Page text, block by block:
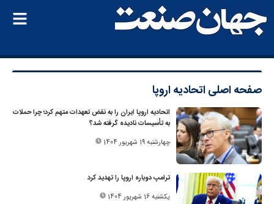
صفحه اصلیاتحادیه اروپا
اتحادیه اروپا ایران را به نقض تعهدات متهم کرد؛ چرا حملات
به تأسیسات نادیده گرفته شد؟
چهارشنبه 19 شهریور 1404
ترامپ دوباره اروپا را تهدید کرد
یکشنبه 16 شهریور 1404